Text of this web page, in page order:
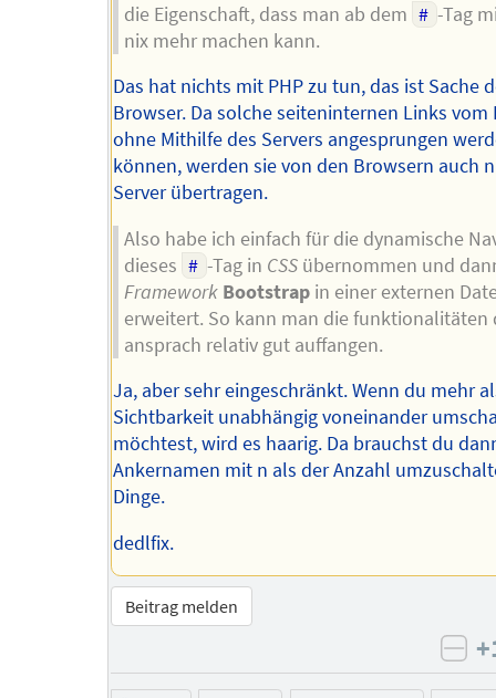
die Eigenschaft, dass man ab dem # -Tag
nix mehr machen kann.
Das hat nichts mit PHP zu tun, das ist Sache
Browser. Da solche seiteninternen Links vom
ohne Mithilfe des Servers angesprungen
können, werden sie von den Browsern auch
Server übertragen.
Also habe ich einfach für die dynamische
dieses # -Tag in CSSübernommen und
Framework Bootstrapin einer externen
erweitert. So kann man die funktionalitäten
ansprach relativ gut auffangen.
Ja, aber sehr eingeschränkt. Wenn du mehr
Sichtbarkeit unabhängig voneinander
möchtest, wird es haarig. Da brauchst du
Ankernamen mit n als der Anzahl
Dinge.
dedlfix.
Beitrag melden